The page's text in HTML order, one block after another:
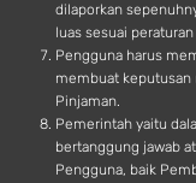
dilaporkan
luas sesuai
Pengguna harus
membuat keputusan
Pinjaman.
Pemerintah yaitu
bertanggung jawab
Pengguna, baik